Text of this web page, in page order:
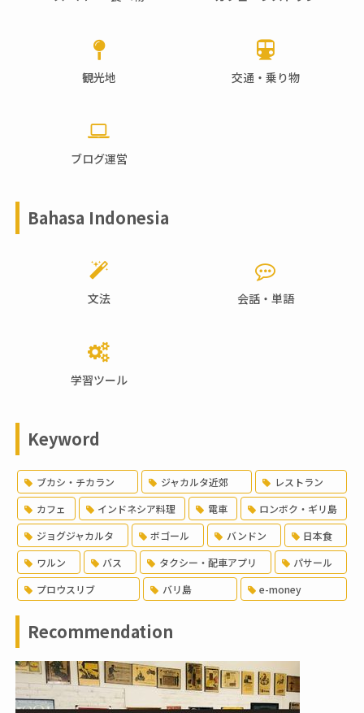
観光地 交通・乗り物
ブログ運営
Bahasa Indonesia
文法 会話・単語
学習ツール
Keyword
ブカシ・チカラン ジャカルタ近郊
レストラン
カフェ
インドネシア料理 電車
ロンボク・ギリ島
ジョグジャカルタ
ボゴール バンドン
日本食
ワルン
バス タクシー・配車アプリ
パサール
プロウスリブ
バリ島 e-money
Recommendation